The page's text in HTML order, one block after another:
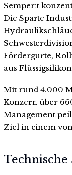
Semperit
Die Sparte
Fördergurte,
aus
Mit rund 4.000
Konzern über
Management
Ziel in einem
Technische